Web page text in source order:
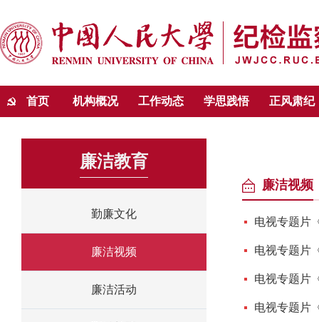
首页 机构概况 工作动态 学思践悟 正风肃纪
廉洁教育
勤廉文化
廉洁视频
廉洁活动
廉洁视频
电视专题片
电视专题片
电视专题片
电视专题片